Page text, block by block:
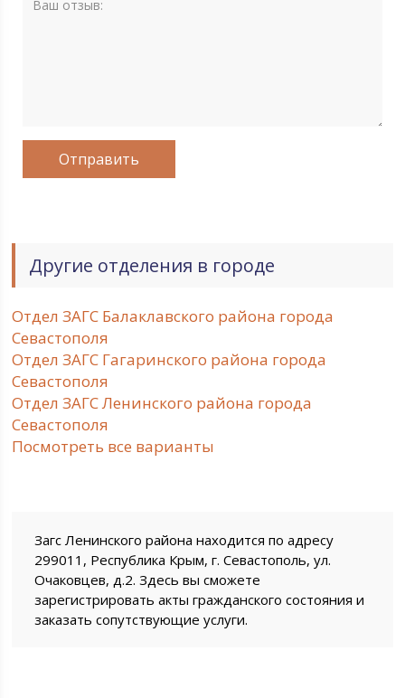
Другие отделения в городе
Отдел ЗАГС Балаклавского района города
Севастополя
Отдел ЗАГС Гагаринского района города
Севастополя
Отдел ЗАГС Ленинского района города
Севастополя
Посмотреть все варианты
Загс Ленинского района находится по адресу
299011, Республика Крым, г. Севастополь, ул.
Очаковцев, д.2. Здесь вы сможете
зарегистрировать акты гражданского состояния и
заказать сопутствующие услуги.